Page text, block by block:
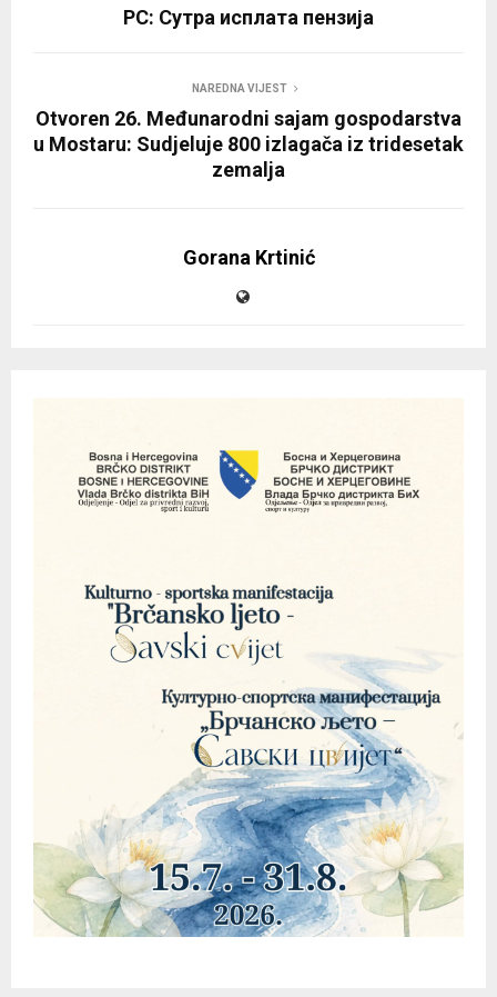
РС: Сутра исплата пензија
NAREDNA VIJEST
Otvoren 26. Međunarodni sajam gospodarstva
u Mostaru: Sudjeluje 800 izlagača iz tridesetak
zemalja
Gorana Krtinić